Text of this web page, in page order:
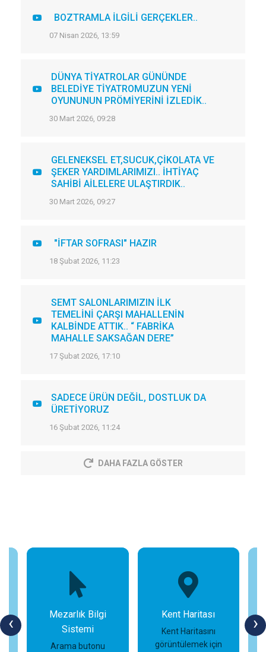
BOZTRAMLA İLGİLİ GERÇEKLER..
07 Nisan 2026, 13:59
DÜNYA TİYATROLAR GÜNÜNDE
BELEDİYE TİYATROMUZUN YENİ
OYUNUNUN PRÖMİYERİNİ İZLEDİK..
30 Mart 2026, 09:28
GELENEKSEL ET,SUCUK,ÇİKOLATA VE
ŞEKER YARDIMLARIMIZI.. İHTİYAÇ
SAHİBİ AİLELERE ULAŞTIRDIK..
30 Mart 2026, 09:27
"İFTAR SOFRASI" HAZIR
18 Şubat 2026, 11:23
SEMT SALONLARIMIZIN İLK
TEMELİNİ ÇARŞI MAHALLENİN
KALBİNDE ATTIK.. “ FABRİKA
MAHALLE SAKSAĞAN DERE”
17 Şubat 2026, 17:10
SADECE ÜRÜN DEĞİL, DOSTLUK DA
ÜRETİYORUZ
16 Şubat 2026, 11:24
DAHA FAZLA GÖSTER
‹ ›
Mezarlık Bilgi
Sistemi
Arama butonu
Kent Haritası
Kent Haritasını
görüntülemek için